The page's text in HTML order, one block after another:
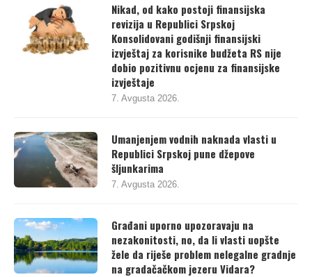
Nikad, od kako postoji finansijska
revizija u Republici Srpskoj
Konsolidovani godišnji finansijski
izvještaj za korisnike budžeta RS nije
dobio pozitivnu ocjenu za finansijske
izvještaje
7. Avgusta 2026.
Umanjenjem vodnih naknada vlasti u
Republici Srpskoj pune džepove
šljunkarima
7. Avgusta 2026.
Građani uporno upozoravaju na
nezakonitosti, no, da li vlasti uopšte
žele da riješe problem nelegalne gradnje
na gradačačkom jezeru Vidara?